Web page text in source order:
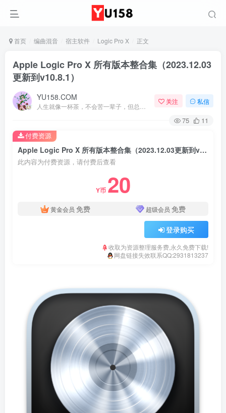
首页 编曲混音 宿主软件 Logic Pro X 正文
Apple Logic Pro X 所有版本整合集（2023.12.03
更新到v10.8.1）
YU158.COM 关注 私信
75 11
Apple Logic Pro X 所有版本整合集（2023.12.03更新到v10.8.1）
此内容为付费资源，请付费后查看
Y币 20
黄金会员 免费 超级会员 免费
登录购买
收取为资源整理服务费,永久免费下载!
网盘链接失效联系QQ:2931813237
付费资源